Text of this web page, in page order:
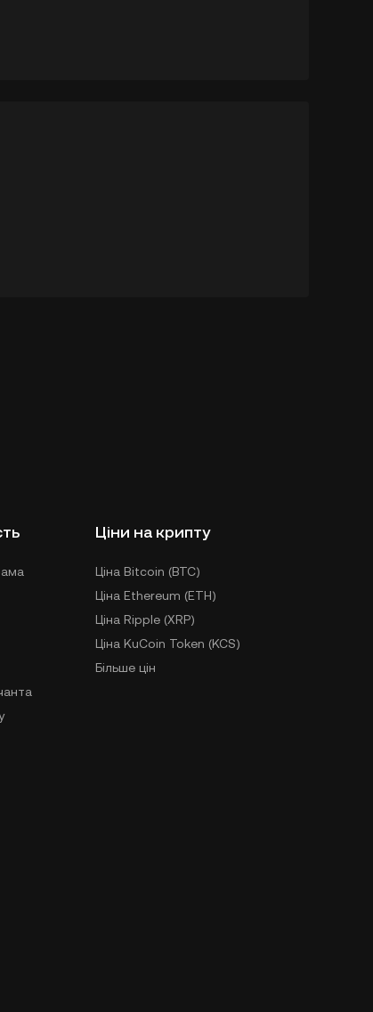
Ціни на крипту
Ціна Bitcoin (BTC)
Ціна Ethereum (ETH)
Ціна Ripple (XRP)
Ціна KuCoin Token (KCS)
Більше цін